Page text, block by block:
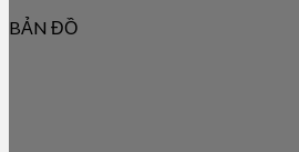
BẢN ĐỒ